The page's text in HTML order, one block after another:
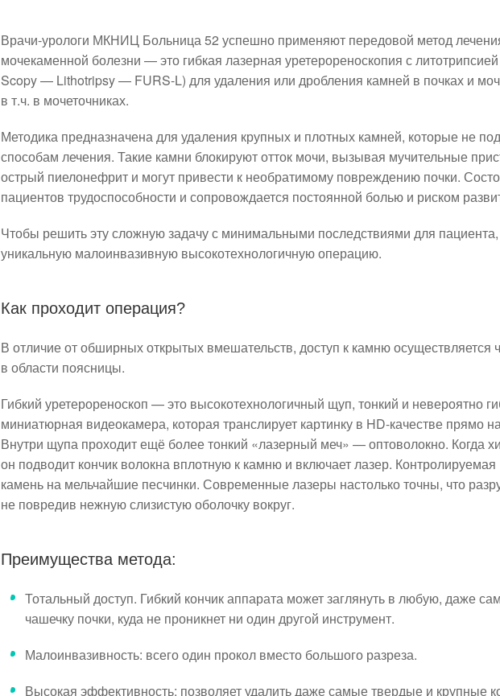
Врачи-урологи МКНИЦ Больница 52 успешно применяют передовой метод
мочекаменной болезни — это гибкая лазерная уретерореноскопия с
Scopy — Lithotripsy — FURS-L) для удаления или дробления камней в почках и
в т.ч. в мочеточниках.
Методика предназначена для удаления крупных и плотных камней, которые не
способам лечения. Такие камни блокируют отток мочи, вызывая мучительные
острый пиелонефрит и могут привести к необратимому повреждению почки.
пациентов трудоспособности и сопровождается постоянной болью и риском
Чтобы решить эту сложную задачу с минимальными последствиями для пациента,
уникальную малоинвазивную высокотехнологичную операцию.
Как проходит операция?
В отличие от обширных открытых вмешательств, доступ к камню осуществляется
в области поясницы.
Гибкий уретерореноскоп — это высокотехнологичный щуп, тонкий и невероятно
миниатюрная видеокамера, которая транслирует картинку в HD-качестве прямо
Внутри щупа проходит ещё более тонкий «лазерный меч» — оптоволокно. Когда
он подводит кончик волокна вплотную к камню и включает лазер.
камень на мельчайшие песчинки. Современные лазеры настолько точны, что
не повредив нежную слизистую оболочку вокруг.
Преимущества метода:
Тотальный доступ. Гибкий кончик аппарата может заглянуть в любую, даже
чашечку почки, куда не проникнет ни один другой инструмент.
Малоинвазивность: всего один прокол вместо большого разреза.
Высокая эффективность: позволяет удалить даже самые твердые и крупные